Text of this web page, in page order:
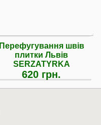
Перефугування швів
плитки Львів
SERZATYRKA
620 грн.